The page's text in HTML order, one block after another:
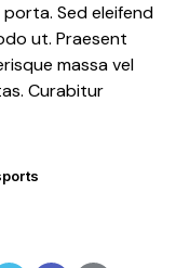
Sed eleifend
ut. Praesent
massa vel
Curabitur